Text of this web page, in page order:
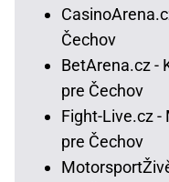
Čechov
BetArena.cz -
pre Čechov
Fight-Live.cz -
pre Čechov